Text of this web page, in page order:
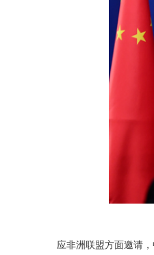
应非洲联盟方面邀请